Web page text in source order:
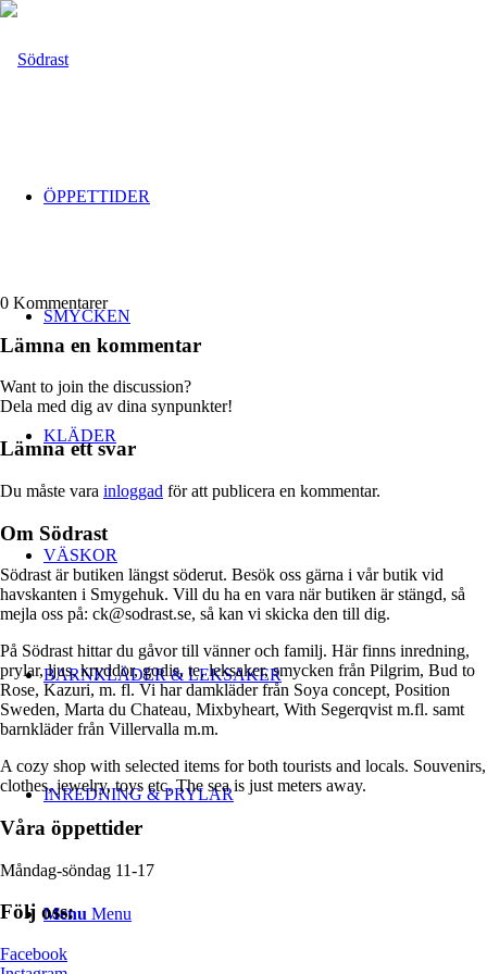
ÖPPETTIDER
SMYCKEN
KLÄDER
VÄSKOR
BARNKLÄDER & LEKSAKER
INREDNING & PRYLAR
Menu Menu
0 Kommentarer
Lämna en kommentar
Want to join the discussion?
Dela med dig av dina synpunkter!
Lämna ett svar
Du måste vara inloggad för att publicera en kommentar.
Om Södrast
Södrast är butiken längst söderut. Besök oss gärna i vår butik vid
havskanten i Smygehuk. Vill du ha en vara när butiken är stängd, så
mejla oss på: ck@sodrast.se, så kan vi skicka den till dig.
På Södrast hittar du gåvor till vänner och familj. Här finns inredning,
prylar, ljus, kryddor, godis, te, leksaker, smycken från Pilgrim, Bud to
Rose, Kazuri, m. fl. Vi har damkläder från Soya concept, Position
Sweden, Marta du Chateau, Mixbyheart, With Segerqvist m.fl. samt
barnkläder från Villervalla m.m.
A cozy shop with selected items for both tourists and locals. Souvenirs,
clothes, jewelry, toys etc. The sea is just meters away.
Våra öppettider
Måndag-söndag 11-17
Följ oss:
Facebook